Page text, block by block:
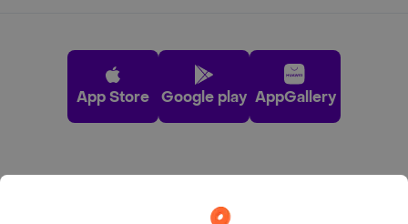
App Store Google play AppGallery